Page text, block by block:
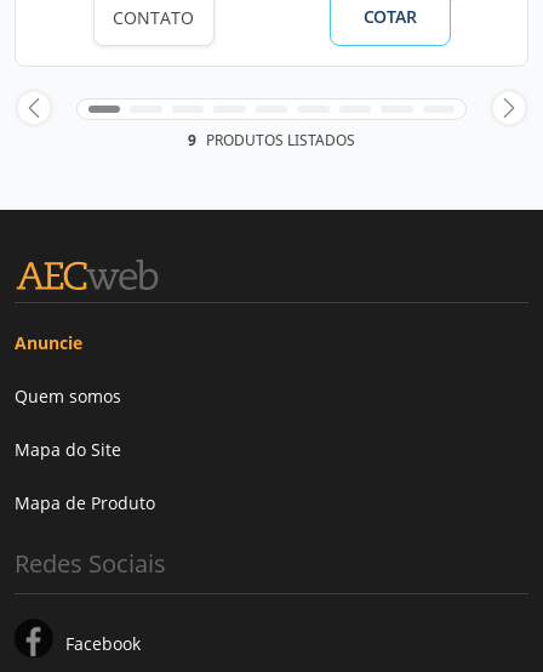
CONTATO COTAR
9 PRODUTOS LISTADOS
Anuncie
Quem somos
Mapa do Site
Mapa de Produto
Redes Sociais
Facebook